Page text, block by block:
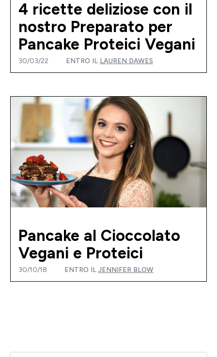
4 ricette deliziose con il
nostro Preparato per
Pancake Proteici Vegani
30/03/22 ENTRO IL LAUREN DAWES
Pancake al Cioccolato
Vegani e Proteici
30/10/18 ENTRO IL JENNIFER BLOW